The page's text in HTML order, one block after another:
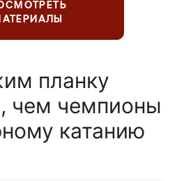
планку
чем чемпионы
катанию